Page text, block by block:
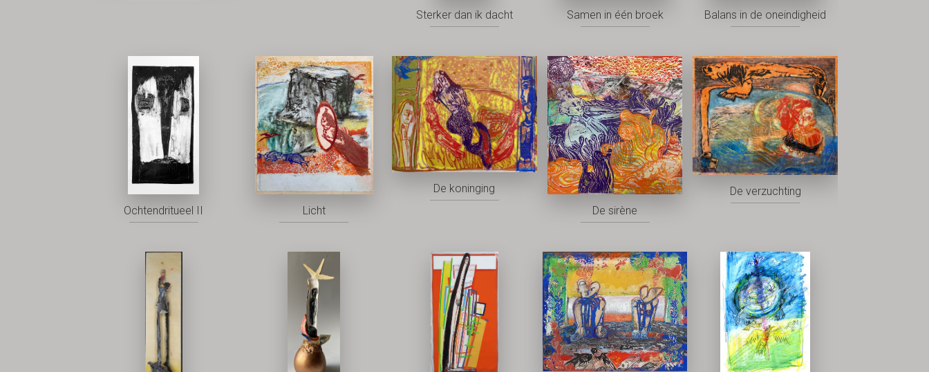
Sterker dan ik dacht Samen in één broek Balans in de oneindigheid
Ochtendritueel II Licht
De koninging
De sirène
De verzuchting